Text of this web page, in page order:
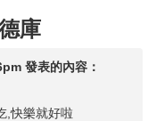
庫
發表的內容：
,快樂就好啦